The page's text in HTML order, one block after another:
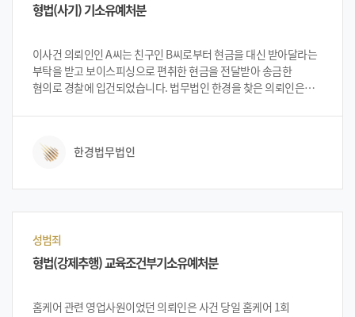
형법(사기) 기소유예처분
이사건 의뢰인인 A씨는 친구인 B씨로부터 현금을 대신 받아달라는
부탁을 받고 보이스피싱으로 편취한 현금을 전달받아 송금한
혐의로 경찰에 입건되었습니다. 법무법인 한경을 찾은 의뢰인은
취지로 상담을 진행하였습니다. 법무법인 한경 변호인단은 최대한
노력하고, 예비적으로 미필적 고의 등이 인정될 시 사건의 경미함,
기소유예 방향으로 진행해보자고 상담 하였고 이에 의뢰인은
한경법무법인
성범죄
형법(강제추행) 교육조건부기소유예처분
홈케어 관련 영업사원이었던 의뢰인은 사건 당일 홈케어 1회